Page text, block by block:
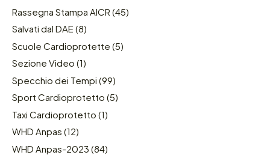
Rassegna Stampa AICR (45)
Salvati dal DAE (8)
Scuole Cardioprotette (5)
Sezione Video (1)
Specchio dei Tempi (99)
Sport Cardioprotetto (5)
Taxi Cardioprotetto (1)
WHD Anpas (12)
WHD Anpas-2023 (84)